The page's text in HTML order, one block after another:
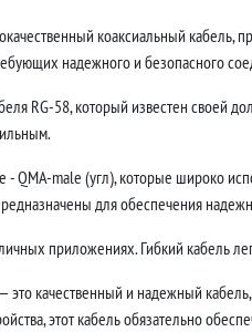
коаксиальный
надежного и безопасного
RG-58, который известен своей
male (угл), которые широко
для обеспечения
приложениях. Гибкий кабель
качественный и надежный
этот кабель обязательно